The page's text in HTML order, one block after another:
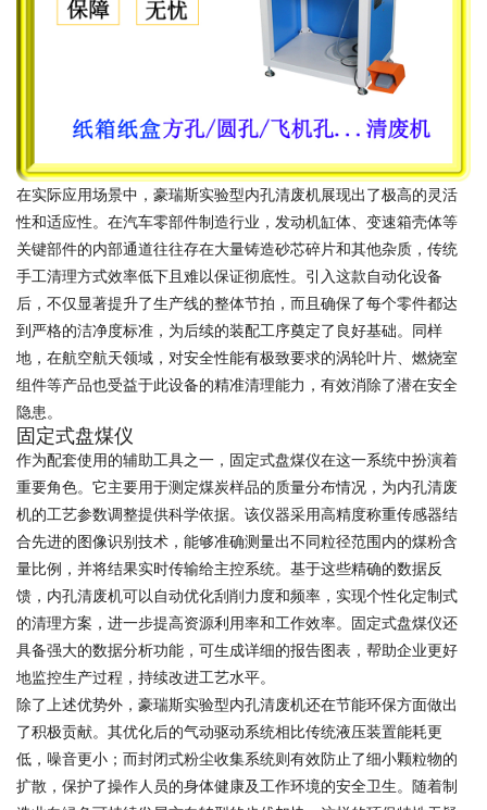
在实际应用场景中，豪瑞斯实验型内孔清废机展现出了极高的灵活
性和适应性。在汽车零部件制造行业，发动机缸体、变速箱壳体等
关键部件的内部通道往往存在大量铸造砂芯碎片和其他杂质，传统
手工清理方式效率低下且难以保证彻底性。引入这款自动化设备
后，不仅显著提升了生产线的整体节拍，而且确保了每个零件都达
到严格的洁净度标准，为后续的装配工序奠定了良好基础。同样
地，在航空航天领域，对安全性能有极致要求的涡轮叶片、燃烧室
组件等产品也受益于此设备的精准清理能力，有效消除了潜在安全
隐患。
固定式盘煤仪
作为配套使用的辅助工具之一，固定式盘煤仪在这一系统中扮演着
重要角色。它主要用于测定煤炭样品的质量分布情况，为内孔清废
机的工艺参数调整提供科学依据。该仪器采用高精度称重传感器结
合先进的图像识别技术，能够准确测量出不同粒径范围内的煤粉含
量比例，并将结果实时传输给主控系统。基于这些精确的数据反
馈，内孔清废机可以自动优化刮削力度和频率，实现个性化定制式
的清理方案，进一步提高资源利用率和工作效率。固定式盘煤仪还
具备强大的数据分析功能，可生成详细的报告图表，帮助企业更好
地监控生产过程，持续改进工艺水平。
除了上述优势外，豪瑞斯实验型内孔清废机还在节能环保方面做出
了积极贡献。其优化后的气动驱动系统相比传统液压装置能耗更
低，噪音更小；而封闭式粉尘收集系统则有效防止了细小颗粒物的
扩散，保护了操作人员的身体健康及工作环境的安全卫生。随着制